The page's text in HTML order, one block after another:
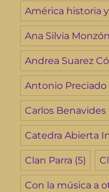
América historia
Ana Silvia Monzón
Andrea Suarez
Antonio Preciado
Carlos Benavides
Catedra Abierta
Clan Parra (5)
Con la música a